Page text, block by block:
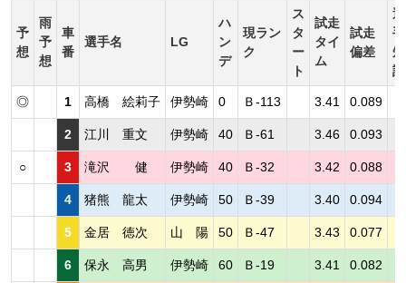
予
想
雨
予
想
車
番
選手名 LG
ハ
ン
デ
現ラン
ク
ス
タ
ー
ト
試走
タイ
ム
試走
偏差
選
手
短
評
◎ 1 高橋 絵莉子 伊勢崎 0 Ｂ-113 3.41 0.089
2 江川 重文 伊勢崎 40 Ｂ-61 3.46 0.093
○ 3 滝沢 健 伊勢崎 40 Ｂ-32 3.42 0.088
4 猪熊 龍太 伊勢崎 50 Ｂ-39 3.40 0.094
5 金居 徳次 山 陽 50 Ｂ-47 3.43 0.077
6 保永 高男 伊勢崎 60 Ｂ-19 3.41 0.082